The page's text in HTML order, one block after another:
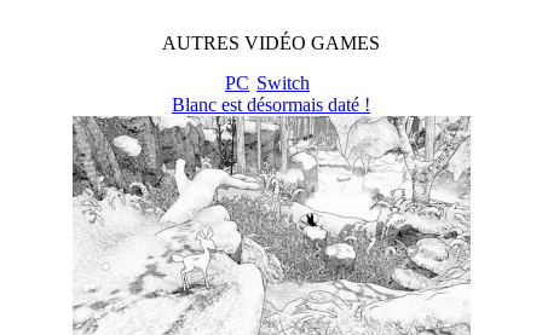
AUTRES VIDÉO GAMES
PC Switch
Blanc est désormais daté !